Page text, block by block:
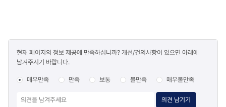
만족도
조사
현재 페이지의 정보 제공에 만족하십니까? 개선/건의사항이 있으면 아래에
남겨주시기 바랍니다.
매우만족 만족 보통 불만족 매우불만족
의견 남기기